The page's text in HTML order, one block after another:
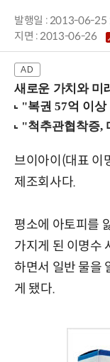
발행일 : 2013-06-25
지면 :2013-06-26
새로운 가치와 미래 업무 환경
브이아이(대표 이
제조회사다.
평소에 아토피를
가지게 된 이명수
하면서 일반 물을
게 됐다.